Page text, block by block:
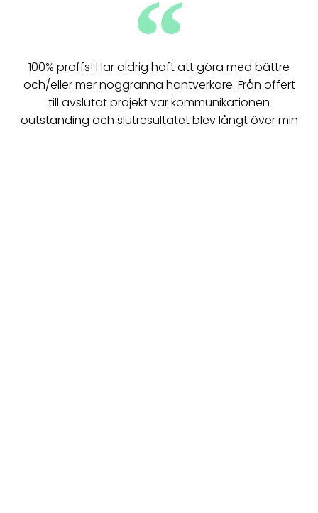
100% proffs! Har aldrig haft att göra med bättre
och/eller mer noggranna hantverkare. Från offert
till avslutat projekt var kommunikationen
outstanding och slutresultatet blev långt över min